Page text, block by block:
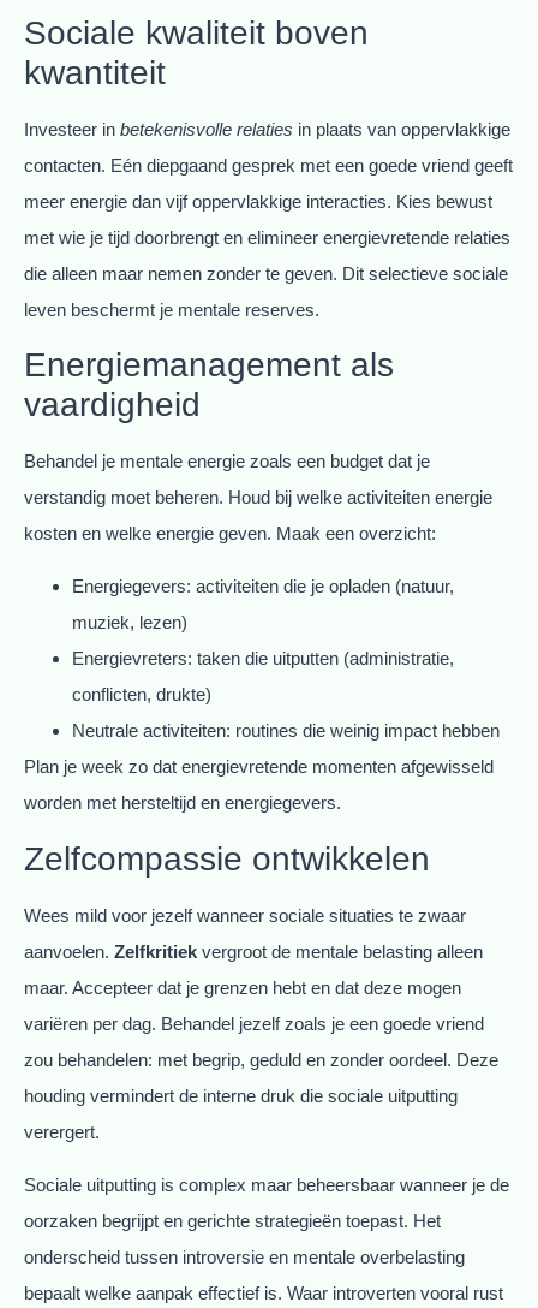
Sociale kwaliteit boven
kwantiteit
Investeer in betekenisvolle relaties in plaats van oppervlakkige
contacten. Eén diepgaand gesprek met een goede vriend geeft
meer energie dan vijf oppervlakkige interacties. Kies bewust
met wie je tijd doorbrengt en elimineer energievretende relaties
die alleen maar nemen zonder te geven. Dit selectieve sociale
leven beschermt je mentale reserves.
Energiemanagement als
vaardigheid
Behandel je mentale energie zoals een budget dat je
verstandig moet beheren. Houd bij welke activiteiten energie
kosten en welke energie geven. Maak een overzicht:
Energiegevers: activiteiten die je opladen (natuur,
muziek, lezen)
Energievreters: taken die uitputten (administratie,
conflicten, drukte)
Neutrale activiteiten: routines die weinig impact hebben
Plan je week zo dat energievretende momenten afgewisseld
worden met hersteltijd en energiegevers.
Zelfcompassie ontwikkelen
Wees mild voor jezelf wanneer sociale situaties te zwaar
aanvoelen. Zelfkritiek vergroot de mentale belasting alleen
maar. Accepteer dat je grenzen hebt en dat deze mogen
variëren per dag. Behandel jezelf zoals je een goede vriend
zou behandelen: met begrip, geduld en zonder oordeel. Deze
houding vermindert de interne druk die sociale uitputting
verergert.
Sociale uitputting is complex maar beheersbaar wanneer je de
oorzaken begrijpt en gerichte strategieën toepast. Het
onderscheid tussen introversie en mentale overbelasting
bepaalt welke aanpak effectief is. Waar introverten vooral rust